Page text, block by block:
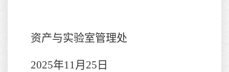
资产与实验室管理处
2025年11月 25 日